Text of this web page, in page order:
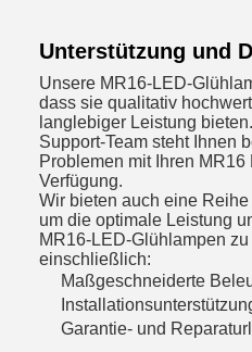
Unterstützung und
Unsere MR16-LED-
dass sie qualitativ
langlebiger Leistung
Support-Team steht Ihnen
Problemen mit Ihren
Verfügung.
Wir bieten auch eine
um die optimale Leistung
MR16-LED-Glühlampen
einschließlich:
Maßgeschneiderte
Garantie- und